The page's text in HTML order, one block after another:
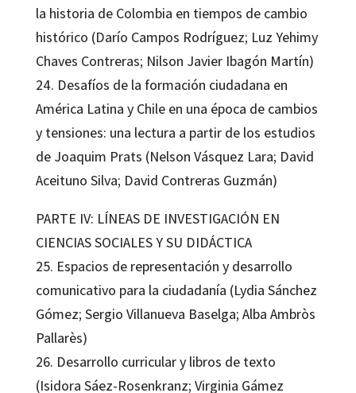
la historia de Colombia en tiempos de cambio
histórico (Darío Campos Rodríguez; Luz Yehimy
Chaves Contreras; Nilson Javier Ibagón Martín)
24. Desafíos de la formación ciudadana en
América Latina y Chile en una época de cambios
y tensiones: una lectura a partir de los estudios
de Joaquim Prats (Nelson Vásquez Lara; David
Aceituno Silva; David Contreras Guzmán)
PARTE IV: LÍNEAS DE INVESTIGACIÓN EN
CIENCIAS SOCIALES Y SU DIDÁCTICA
25. Espacios de representación y desarrollo
comunicativo para la ciudadanía (Lydia Sánchez
Gómez; Sergio Villanueva Baselga; Alba Ambròs
Pallarès)
26. Desarrollo curricular y libros de texto
(Isidora Sáez-Rosenkranz; Virginia Gámez